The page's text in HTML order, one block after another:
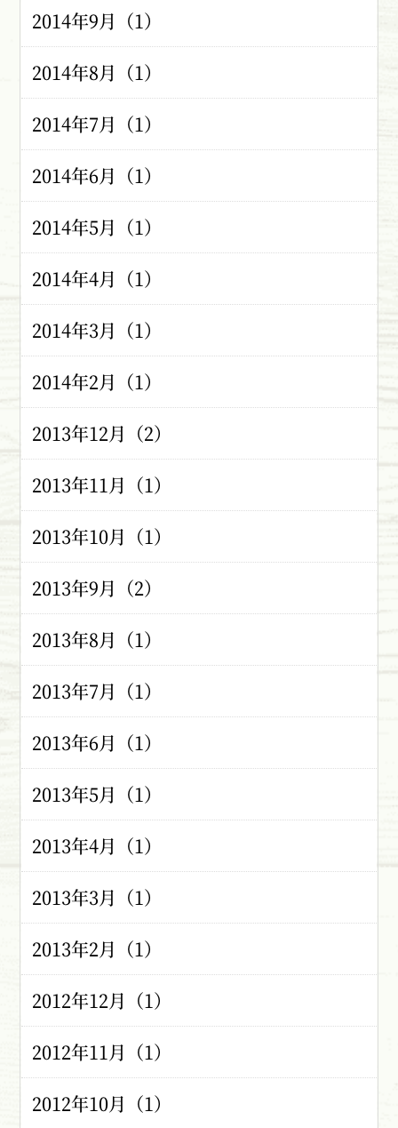
2014年9月（1）
2014年8月（1）
2014年7月（1）
2014年6月（1）
2014年5月（1）
2014年4月（1）
2014年3月（1）
2014年2月（1）
2013年12月（2）
2013年11月（1）
2013年10月（1）
2013年9月（2）
2013年8月（1）
2013年7月（1）
2013年6月（1）
2013年5月（1）
2013年4月（1）
2013年3月（1）
2013年2月（1）
2012年12月（1）
2012年11月（1）
2012年10月（1）